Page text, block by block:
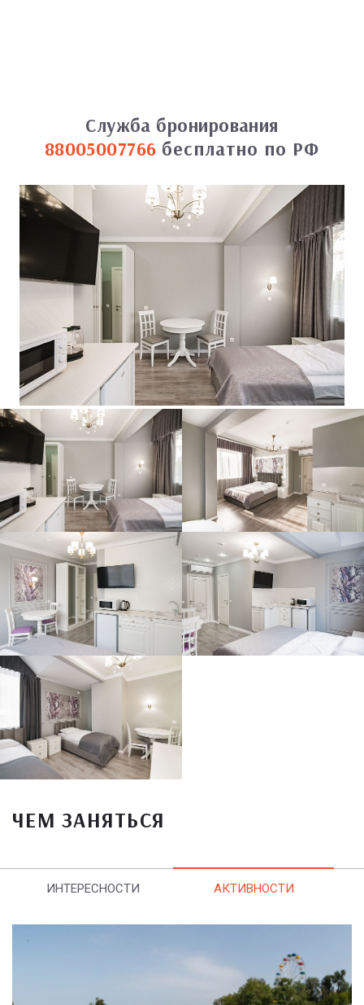
Служба бронирования
88005007766 бесплатно по РФ
ЧЕМ ЗАНЯТЬСЯ
ИНТЕРЕСНОСТИ АКТИВНОСТИ